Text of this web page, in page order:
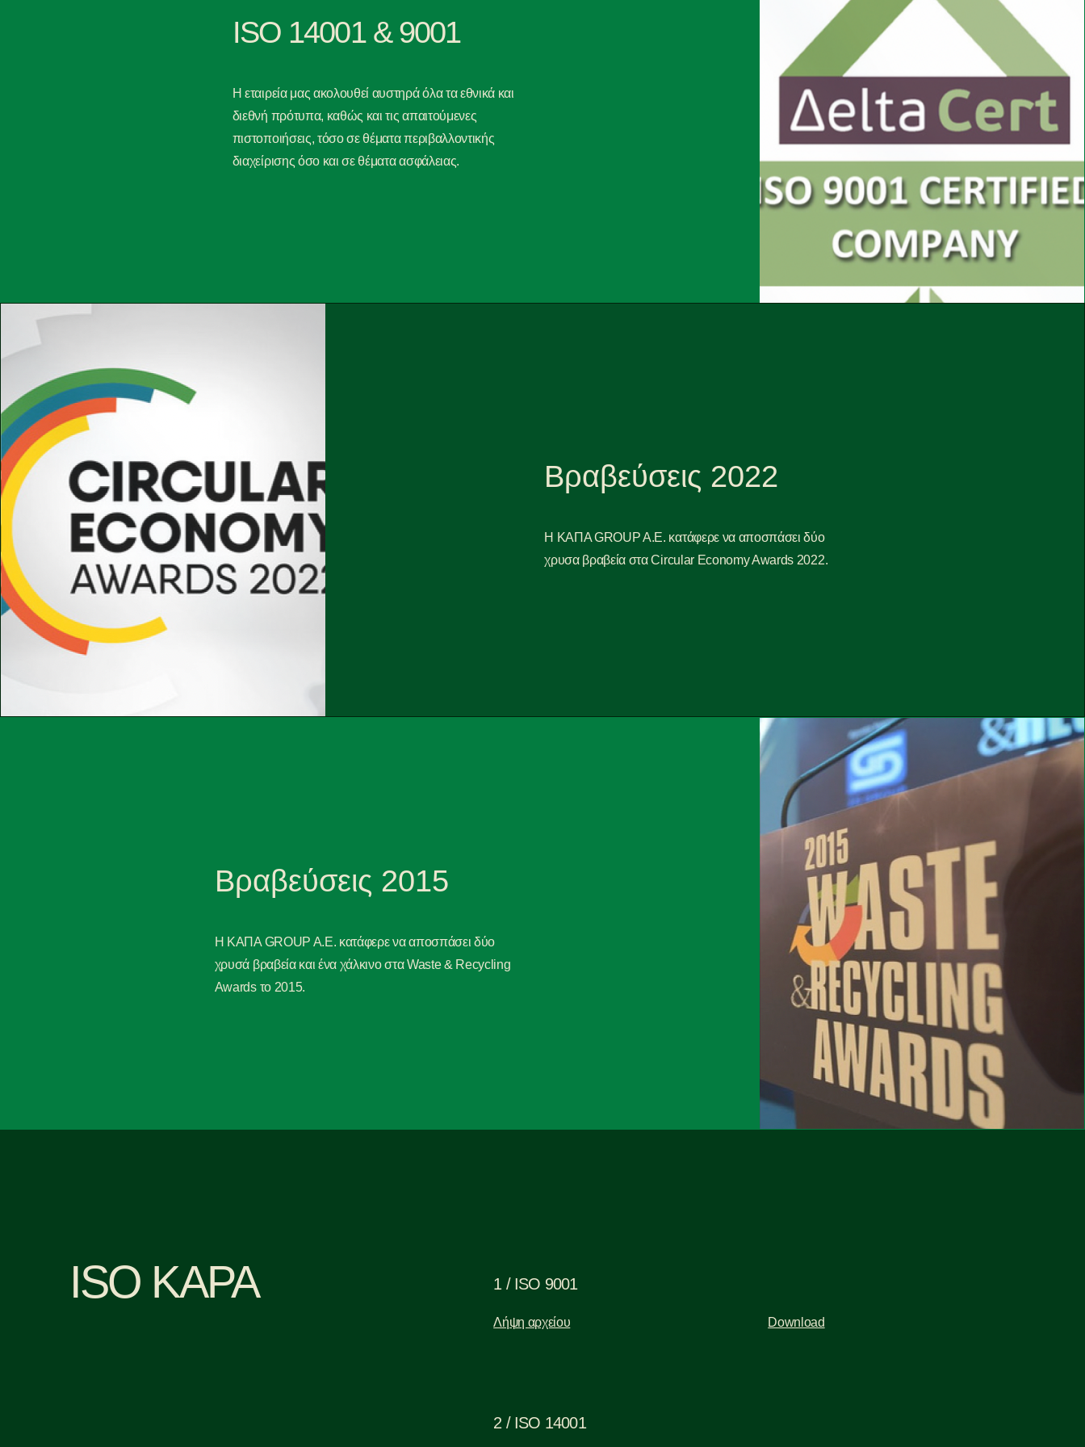
ISO 14001 & 9001
Η εταιρεία μας ακολουθεί αυστηρά όλα τα εθνικά και
διεθνή πρότυπα, καθώς και τις απαιτούμενες
πιστοποιήσεις, τόσο σε θέματα περιβαλλοντικής
διαχείρισης όσο και σε θέματα ασφάλειας.
Βραβεύσεις 2022
H KAΠΑ GROUP A.E. κατάφερε να αποσπάσει δύο
χρυσα βραβεία στα Circular Economy Awards 2022.
Βραβεύσεις 2015
Η ΚΑΠΑ GROUP A.E. κατάφερε να αποσπάσει δύο
χρυσά βραβεία και ένα χάλκινο στα Waste & Recycling
Awards το 2015.
ISO KAPA 1 / ISO 9001
Λήψη αρχείου Download
2 / ISO 14001